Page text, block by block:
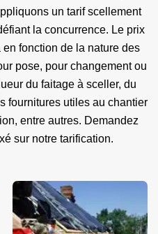
un tarif scellement
la concurrence. Le prix
fonction de la nature des
pose, pour changement ou
du faitage à sceller, du
fournitures utiles au chantier
entre autres. Demandez
sur notre tarification.